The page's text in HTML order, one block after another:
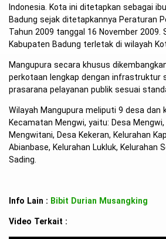
Indonesia. Kota ini ditetapkan sebagai
Badung sejak ditetapkannya Peraturan
Tahun 2009 tanggal 16 November 2009.
Kabupaten Badung terletak di wilayah
Mangupura secara khusus
perkotaan lengkap dengan infrastruktur
prasarana pelayanan publik sesuai
Wilayah Mangupura meliputi 9 desa dan
Kecamatan Mengwi, yaitu: Desa Mengwi,
Mengwitani, Desa Kekeran, Kelurahan
Abianbase, Kelurahan Lukluk, Kelurahan
Sading.
Info Lain : Bibit Durian Musangking
Video Terkait :